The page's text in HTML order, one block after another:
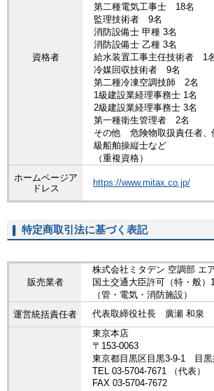
資格者
第二種電気工事士 18名
監理技術者 9名
消防設備士 甲種 3名
消防設備士 乙種 3名
給水装置工事主任技術者 1
冷媒回収技術者 9名
第二種冷凍空調技師 2名
1級建設業経理事務士 1名
2級建設業経理事務士 3名
第一種衛生管理者 2名
その他 危険物取扱責任者、
級船舶操縦士など
（重複資格）
ホームページア
ドレス
https://www.mitax.co.jp/
特定商取引法に基づく表記
販売業者
株式会社ミタデン 空調部 エ
国土交通大臣許可（特・般）
（管・電気・消防施設）
運営統括責任者
代表取締役社長 廣瀬 和泉